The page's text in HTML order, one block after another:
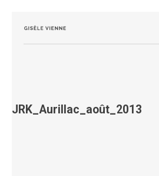
JRK_Aurillac_août_2013